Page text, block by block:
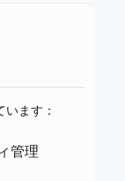
ます：
管理